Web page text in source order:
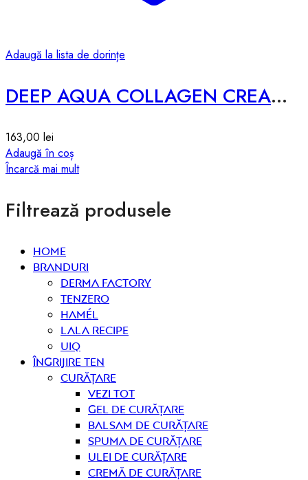
Adaugă la lista de dorințe
DEEP AQUA COLLAGEN CREAM 2X – 100g
163,00 lei
Adaugă în coș
Încarcă mai mult
Filtrează produsele
Home
Branduri
Derma Factory
Tenzero
Hamél
Lala Recipe
UIQ
Îngrijire ten
curățare
Vezi tot
Gel de curățare
Balsam de curățare
Spuma de curățare
Ulei de curățare
Cremă de curățare